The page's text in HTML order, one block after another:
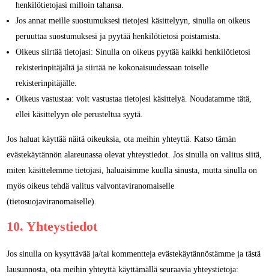
henkilötietojasi milloin tahansa.
Jos annat meille suostumuksesi tietojesi käsittelyyn, sinulla on oikeus
peruuttaa suostumuksesi ja pyytää henkilötietosi poistamista.
Oikeus siirtää tietojasi: Sinulla on oikeus pyytää kaikki henkilötietosi
rekisterinpitäjältä ja siirtää ne kokonaisuudessaan toiselle
rekisterinpitäjälle.
Oikeus vastustaa: voit vastustaa tietojesi käsittelyä. Noudatamme tätä,
ellei käsittelyyn ole perusteltua syytä.
Jos haluat käyttää näitä oikeuksia, ota meihin yhteyttä. Katso tämän
evästekäytännön alareunassa olevat yhteystiedot. Jos sinulla on valitus siitä,
miten käsittelemme tietojasi, haluaisimme kuulla sinusta, mutta sinulla on
myös oikeus tehdä valitus valvontaviranomaiselle
(tietosuojaviranomaiselle).
10. Yhteystiedot
Jos sinulla on kysyttävää ja/tai kommentteja evästekäytännöstämme ja tästä
lausunnosta, ota meihin yhteyttä käyttämällä seuraavia yhteystietoja: